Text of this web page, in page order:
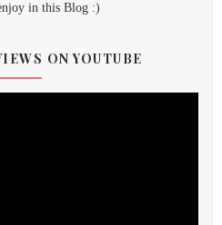
in this Blog :)
ON YOUTUBE